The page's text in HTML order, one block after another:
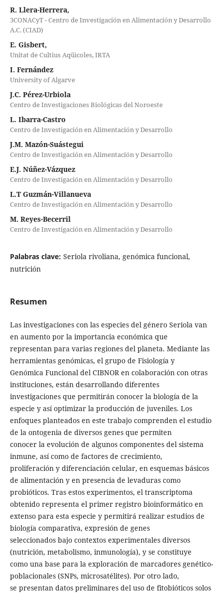
R. Llera-Herrera,
3CONACyT - Centro de Investigación en Alimentación y Desarrollo
A.C. (CIAD)
E. Gisbert,
Unitat de Cultius Aqüìcoles, IRTA
I. Fernández
University of Algarve
J.C. Pérez-Urbiola
Centro de Investigaciones Biológicas del Noroeste
L. Ibarra-Castro
Centro de Investigación en Alimentación y Desarrollo
J.M. Mazón-Suástegui
Centro de Investigación en Alimentación y Desarrollo
E.J. Núñez-Vázquez
Centro de Investigación en Alimentación y Desarrollo
L.T Guzmán-Villanueva
Centro de Investigación en Alimentación y Desarrollo
M. Reyes-Becerril
Centro de Investigación en Alimentación y Desarrollo
Palabras clave: Seriola rivoliana, genómica funcional,
nutrición
Resumen
Las investigaciones con las especies del género Seriola van
en aumento por la importancia económica que
representan para varias regiones del planeta. Mediante las
herramientas genómicas, el grupo de Fisiología y
Genómica Funcional del CIBNOR en colaboración con otras
instituciones, están desarrollando diferentes
investigaciones que permitirán conocer la biología de la
especie y así optimizar la producción de juveniles. Los
enfoques planteados en este trabajo comprenden el estudio
de la ontogenia de diversos genes que permiten
conocer la evolución de algunos componentes del sistema
inmune, así como de factores de crecimiento,
proliferación y diferenciación celular, en esquemas básicos
de alimentación y en presencia de levaduras como
probióticos. Tras estos experimentos, el transcriptoma
obtenido representa el primer registro bioinformático en
extenso para esta especie y permitirá realizar estudios de
biología comparativa, expresión de genes
seleccionados bajo contextos experimentales diversos
(nutrición, metabolismo, inmunología), y se constituye
como una base para la exploración de marcadores genético-
poblacionales (SNPs, microsatélites). Por otro lado,
se presentan datos preliminares del uso de fitobióticos solos